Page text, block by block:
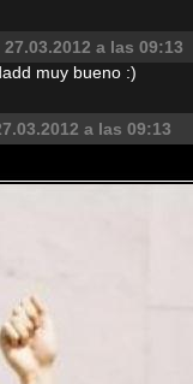
27.03.2012 a las 09:13
muy bueno :)
a las 09:13